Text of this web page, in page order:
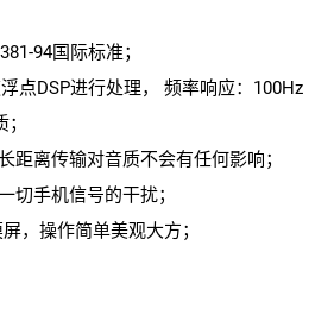
94国际标准；
点DSP进行处理， 频率响应：100Hz
距离传输对音质不会有任何影响；
切手机信号的干扰；
，操作简单美观大方；